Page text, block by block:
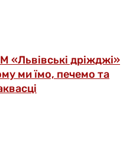
«Львівські дріжджі»
ми їмо, печемо та